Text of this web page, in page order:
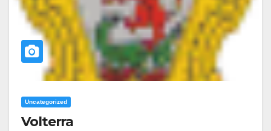
Uncategorized
Volterra